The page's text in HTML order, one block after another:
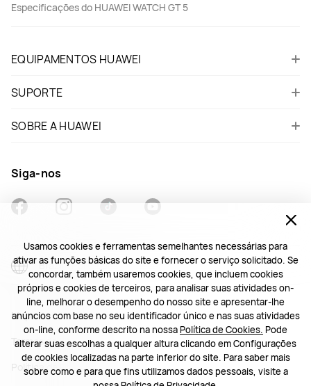
Usamos cookies e ferramentas semelhantes necessárias para
ativar as funções básicas do site e fornecer o serviço solicitado. Se
concordar, também usaremos cookies, que incluem cookies
próprios e cookies de terceiros, para analisar suas atividades on-
line, melhorar o desempenho do nosso site e apresentar-lhe
anúncios com base no seu identificador único e nas suas atividades
on-line, conforme descrito na nossaPolítica de Cookies. Pode
alterar suas escolhas a qualquer altura clicando em Configurações
de cookies localizadas na parte inferior do site. Para saber mais
sobre como e para que fins utilizamos dados pessoais, visite a
Especificações do HUAWEI WATCH GT 5
EQUIPAMENTOS HUAWEI
SUPORTE
SOBRE A HUAWEI
Siga-nos
Mapa do Site
Termos de Utilização
Política de Privacidade
Brazil - Português